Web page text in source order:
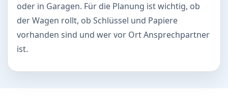
oder in Garagen. Für die Planung ist wichtig, ob
der Wagen rollt, ob Schlüssel und Papiere
vorhanden sind und wer vor Ort Ansprechpartner
ist.